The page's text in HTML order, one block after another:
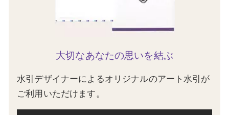
大切なあなたの思いを結ぶ
水引デザイナーによるオリジナルのアート水引が
ご利用いただけます。